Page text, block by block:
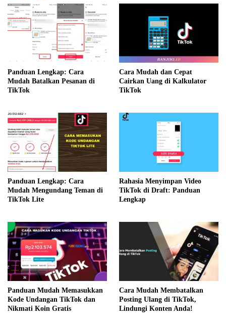
Panduan Lengkap: Cara
Mudah Batalkan Pesanan di
TikTok
Cara Mudah dan Cepat
Cairkan Uang di Kalkulator
TikTok
Panduan Lengkap: Cara
Mudah Mengundang Teman di
TikTok Lite
Rahasia Menyimpan Video
TikTok di Draft: Panduan
Lengkap
Panduan Mudah Memasukkan
Kode Undangan TikTok dan
Nikmati Koin Gratis
Cara Mudah Membatalkan
Posting Ulang di TikTok,
Lindungi Konten Anda!